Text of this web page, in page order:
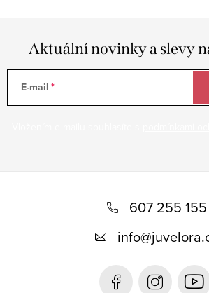
Aktuální novinky a slevy
E-mail
607 255 155
info@